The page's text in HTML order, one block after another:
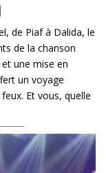
de Piaf à Dalida, le
de la chanson
une mise en
un voyage
Et vous, quelle